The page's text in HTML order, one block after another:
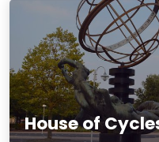
House of